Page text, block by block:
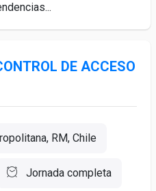
DE ACCESO
RM, Chile
Jornada completa